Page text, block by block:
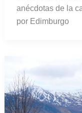
anécdotas de la
por Edimburgo